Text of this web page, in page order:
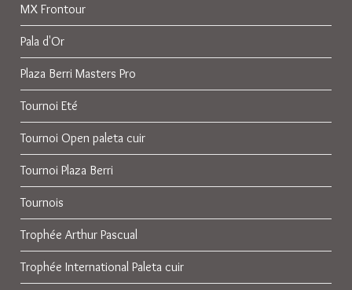
MX Frontour
Pala d'Or
Plaza Berri Masters Pro
Tournoi Eté
Tournoi Open paleta cuir
Tournoi Plaza Berri
Tournois
Trophée Arthur Pascual
Trophée International Paleta cuir